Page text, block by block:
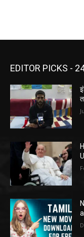
EDITOR PICKS -